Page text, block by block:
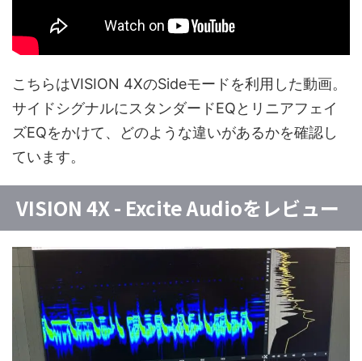
こちらはVISION 4XのSideモードを利用した動画。
サイドシグナルにスタンダードEQとリニアフェイ
ズEQをかけて、どのような違いがあるかを確認し
ています。
VISION 4X - Excite Audioをレビュー